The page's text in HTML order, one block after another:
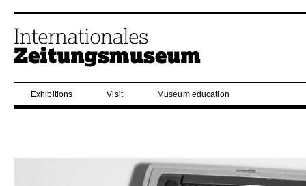
Exhibitions Visit Museum education